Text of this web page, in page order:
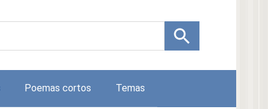
Poemas cortos Temas